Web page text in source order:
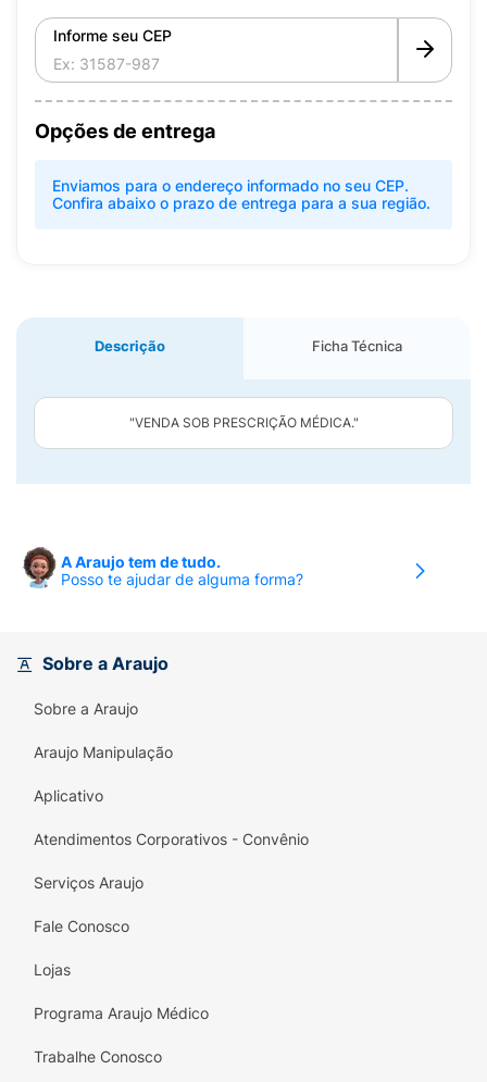
Informe seu CEP
Opções de entrega
Enviamos para o endereço informado no seu CEP.
Confira abaixo o prazo de entrega para a sua região.
Descrição Ficha Técnica
"VENDA SOB PRESCRIÇÃO MÉDICA."
A Araujo tem de tudo.
Posso te ajudar de alguma forma?
Sobre a Araujo
Sobre a Araujo
Araujo Manipulação
Aplicativo
Atendimentos Corporativos - Convênio
Serviços Araujo
Fale Conosco
Lojas
Programa Araujo Médico
Trabalhe Conosco